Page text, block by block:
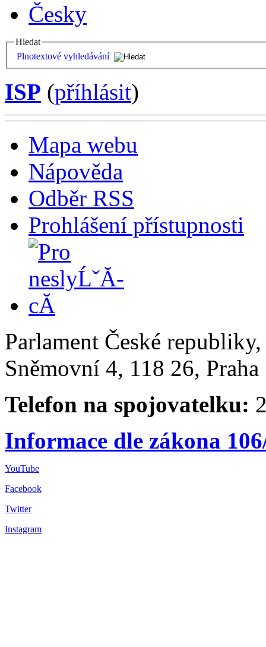
Česky
Hledat
Plnotextové vyhledávání
ISP (příhlásit)
Mapa webu
Nápověda
Odběr RSS
Prohlášení přístupnosti
Parlament České
Sněmovní 4, 118 26,
Telefon na spojovatelku:
Informace dle zákona
YouTube
Facebook
Twitter
Instagram